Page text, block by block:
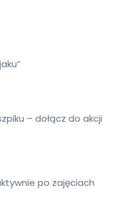
– dołącz do akcji
po zajęciach